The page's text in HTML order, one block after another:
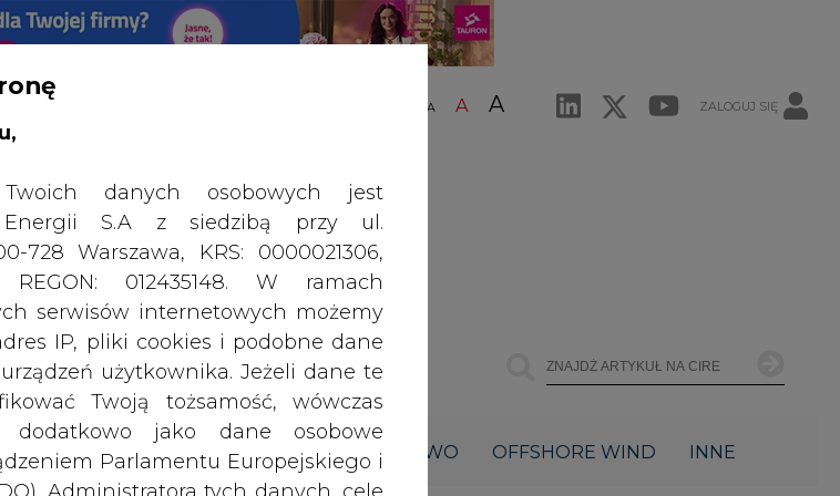
A A A ZALOGUJ SIĘ
KADROWE NA RYNKU CIEPŁOWNICTWO OFFSHORE WIND INNE
Twoich danych osobowych jest
S.A z siedzibą przy ul.
728 Warszawa, KRS: 0000021306,
REGON: 012435148. W ramach
serwisów internetowych możemy
IP, pliki cookies i podobne dane
użytkownika. Jeżeli dane te
Twoją tożsamość, wówczas
dodatkowo jako dane osobowe
Parlamentu Europejskiego i